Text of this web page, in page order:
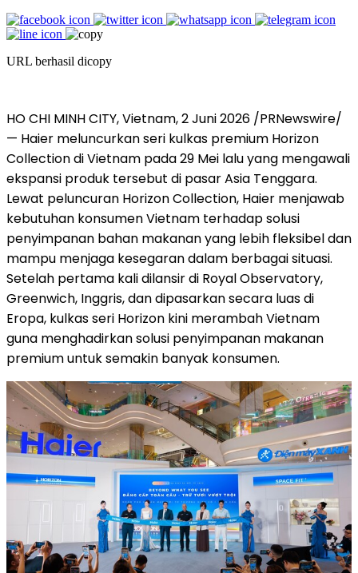
URL berhasil dicopy
HO CHI MINH CITY, Vietnam, 2 Juni 2026 /PRNewswire/
— Haier meluncurkan seri kulkas premium Horizon
Collection di Vietnam pada 29 Mei lalu yang mengawali
ekspansi produk tersebut di pasar Asia Tenggara.
Lewat peluncuran Horizon Collection, Haier menjawab
kebutuhan konsumen Vietnam terhadap solusi
penyimpanan bahan makanan yang lebih fleksibel dan
mampu menjaga kesegaran dalam berbagai situasi.
Setelah pertama kali dilansir di Royal Observatory,
Greenwich, Inggris, dan dipasarkan secara luas di
Eropa, kulkas seri Horizon kini merambah Vietnam
guna menghadirkan solusi penyimpanan makanan
premium untuk semakin banyak konsumen.